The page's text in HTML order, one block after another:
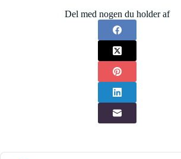
Del med nogen du holder af